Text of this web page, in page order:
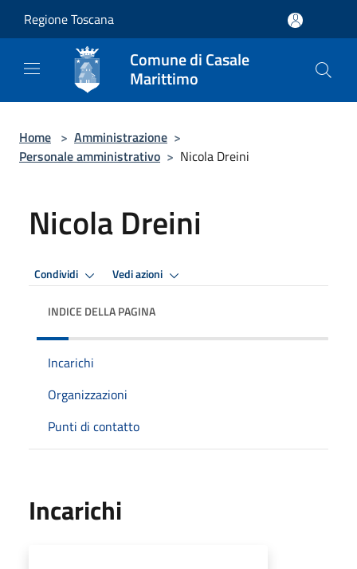
Regione Toscana
Comune di Casale
Marittimo
Home > Amministrazione >
Personale amministrativo > Nicola Dreini
Nicola Dreini
Condividi Vedi azioni
INDICE DELLA PAGINA
Incarichi
Organizzazioni
Punti di contatto
Incarichi